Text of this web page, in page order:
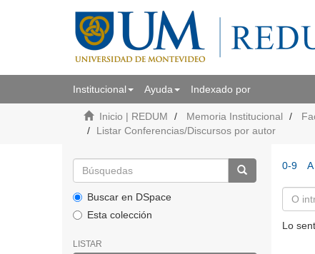
Institucional Ayuda Indexado por
Inicio | REDUM Memoria Institucional
Listar Conferencias/Discursos por autor
Buscar en DSpace
Esta colección
LISTAR
0-9 A
Lo